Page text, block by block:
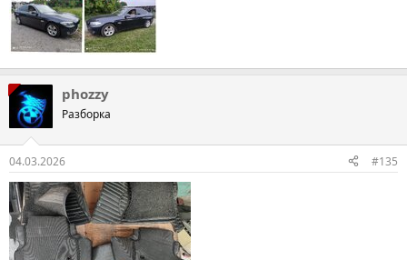
phozzy
Разборка
04.03.2026 #135